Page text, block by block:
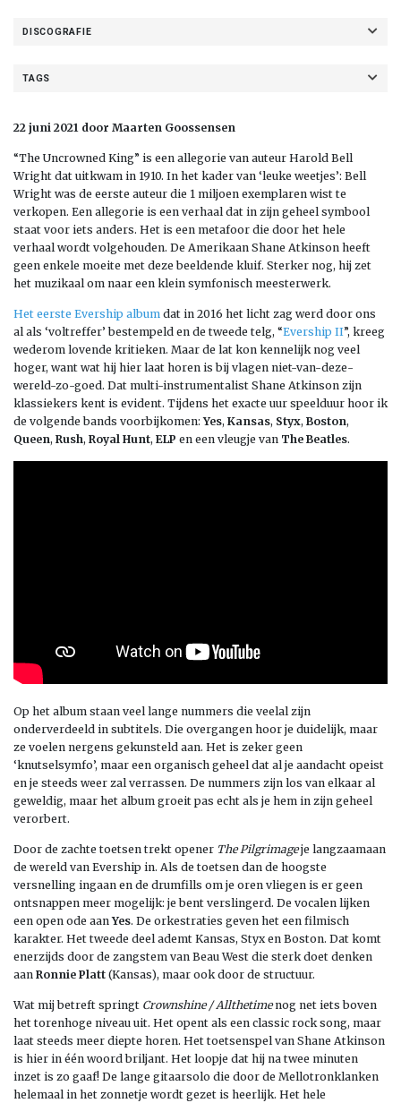
DISCOGRAFIE
TAGS
22 juni 2021 door Maarten Goossensen
“The Uncrowned King” is een allegorie van auteur Harold Bell
Wright dat uitkwam in 1910. In het kader van ‘leuke weetjes’: Bell
Wright was de eerste auteur die 1 miljoen exemplaren wist te
verkopen. Een allegorie is een verhaal dat in zijn geheel symbool
staat voor iets anders. Het is een metafoor die door het hele
verhaal wordt volgehouden. De Amerikaan Shane Atkinson heeft
geen enkele moeite met deze beeldende kluif. Sterker nog, hij zet
het muzikaal om naar een klein symfonisch meesterwerk.
Het eerste Evership album dat in 2016 het licht zag werd door ons
al als ‘voltreffer’ bestempeld en de tweede telg, “Evership II”, kreeg
wederom lovende kritieken. Maar de lat kon kennelijk nog veel
hoger, want wat hij hier laat horen is bij vlagen niet-van-deze-
wereld-zo-goed. Dat multi-instrumentalist Shane Atkinson zijn
klassiekers kent is evident. Tijdens het exacte uur speelduur hoor ik
de volgende bands voorbijkomen:Yes, Kansas, Styx, Boston,
Queen, Rush, Royal Hunt, ELP en een vleugje van The Beatles.
Op het album staan veel lange nummers die veelal zijn
onderverdeeld in subtitels. Die overgangen hoor je duidelijk, maar
ze voelen nergens gekunsteld aan. Het is zeker geen
‘knutselsymfo’, maar een organisch geheel dat al je aandacht opeist
en je steeds weer zal verrassen. De nummers zijn los van elkaar al
geweldig, maar het album groeit pas echt als je hem in zijn geheel
verorbert.
Door de zachte toetsen trekt opener The Pilgrimageje langzaamaan
de wereld van Evership in. Als de toetsen dan de hoogste
versnelling ingaan en de drumfills om je oren vliegen is er geen
ontsnappen meer mogelijk: je bent verslingerd. De vocalen lijken
een open ode aanYes. De orkestraties geven het een filmisch
karakter. Het tweede deel ademt Kansas, Styx en Boston. Dat komt
enerzijds door de zangstem van Beau West die sterk doet denken
aan Ronnie Platt (Kansas), maar ook door de structuur.
Wat mij betreft springt Crownshine / Allthetimenog net iets boven
het torenhoge niveau uit. Het opent als een classic rock song, maar
laat steeds meer diepte horen. Het toetsenspel van Shane Atkinson
is hier in één woord briljant. Het loopje dat hij na twee minuten
inzet is zo gaaf! De lange gitaarsolo die door de Mellotronklanken
helemaal in het zonnetje wordt gezet is heerlijk. Het hele